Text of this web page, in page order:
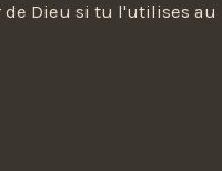
de Dieu si tu l'utilises au